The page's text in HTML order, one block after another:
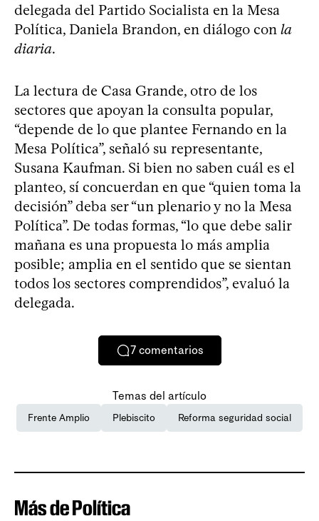
delegada del Partido Socialista en la Mesa
Política, Daniela Brandon, en diálogo con la
diaria.
La lectura de Casa Grande, otro de los
sectores que apoyan la consulta popular,
“depende de lo que plantee Fernando en la
Mesa Política”, señaló su representante,
Susana Kaufman. Si bien no saben cuál es el
planteo, sí concuerdan en que “quien toma la
decisión” deba ser “un plenario y no la Mesa
Política”. De todas formas, “lo que debe salir
mañana es una propuesta lo más amplia
posible; amplia en el sentido que se sientan
todos los sectores comprendidos”, evaluó la
delegada.
7 comentarios
Temas del artículo
Frente Amplio Plebiscito Reforma seguridad social
Más de Política